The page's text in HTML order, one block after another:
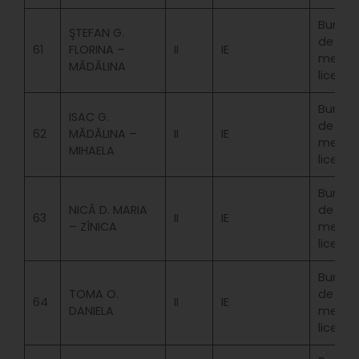
61
ŞTEFAN G.
FLORINA –
MĂDĂLINA
II IE
Bursa
de
merit
licenta
62
ISAC G.
MĂDĂLINA –
MIHAELA
II IE
Bursa
de
merit
licenta
63
NICĂ D. MARIA
– ZÎNICA
II IE
Bursa
de
merit
licenta
64
TOMA O.
DANIELA
II IE
Bursa
de
merit
licenta